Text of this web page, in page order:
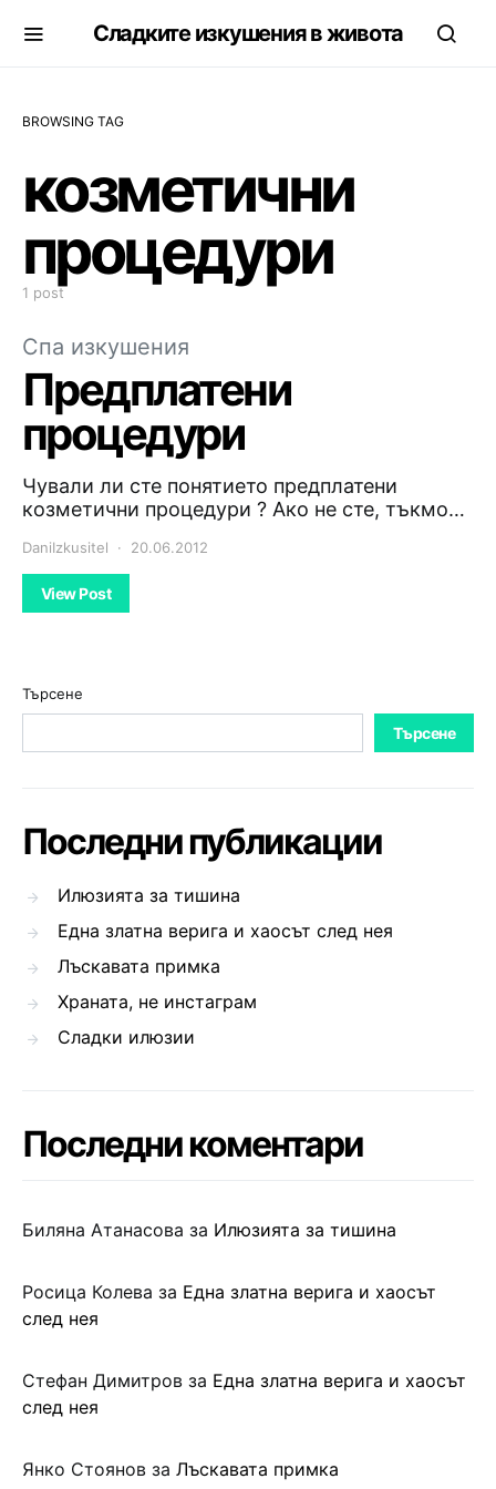
Сладките изкушения в живота
BROWSING TAG
козметични
процедури
1 post
Спа изкушения
Предплатени
процедури
Чували ли сте понятието предплатени
козметични процедури ? Ако не сте, тъкмо…
DaniIzkusitel 20.06.2012
View Post
Търсене
Търсене
Последни публикации
Илюзията за тишина
Една златна верига и хаосът след нея
Лъскавата примка
Храната, не инстаграм
Сладки илюзии
Последни коментари
Биляна Атанасова за Илюзията за тишина
Росица Колева за Една златна верига и хаосът
след нея
Стефан Димитров за Една златна верига и хаосът
след нея
Янко Стоянов за Лъскавата примка